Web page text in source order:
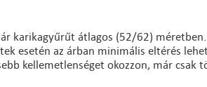
karikagyűrűt átlagos (52/62)
esetén az árban minimális eltérés
kellemetlenséget okozzon, már csak